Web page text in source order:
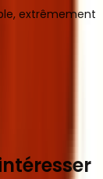
extrêmement